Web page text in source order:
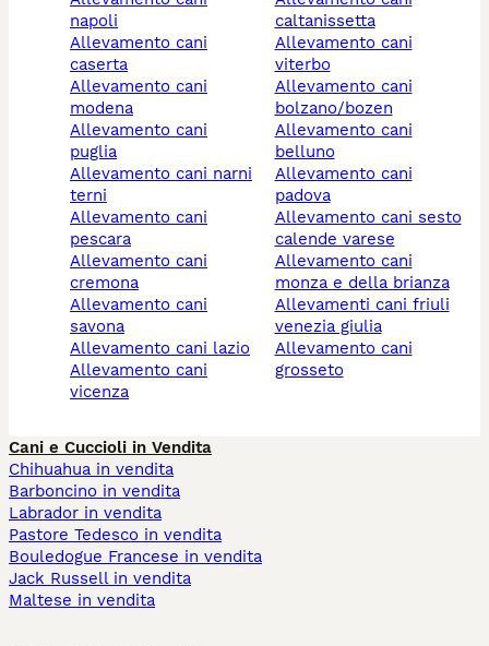
napoli
allevamento cani
caserta
allevamento cani
modena
allevamento cani
puglia
allevamento cani narni
terni
allevamento cani
pescara
allevamento cani
cremona
allevamento cani
savona
allevamento cani lazio
allevamento cani
vicenza
caltanissetta
allevamento cani
viterbo
allevamento cani
bolzano/bozen
allevamento cani
belluno
allevamento cani
padova
allevamento cani sesto
calende varese
allevamento cani
monza e della brianza
allevamenti cani friuli
venezia giulia
allevamento cani
grosseto
Cani e Cuccioli in Vendita
Chihuahua in vendita
Barboncino in vendita
Labrador in vendita
Pastore Tedesco in vendita
Bouledogue Francese in vendita
Jack Russell in vendita
Maltese in vendita